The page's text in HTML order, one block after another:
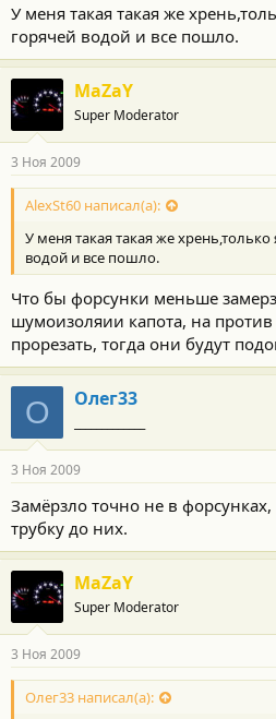
У меня такая такая же
горячей водой и все пошло.
MaZaY
Super Moderator
3 Ноя 2009
AlexSt60 написал(а):
У меня такая такая же
водой и все пошло.
Что бы форсунки меньше
шумоизоляии капота, на
прорезать, тогда они будут
О Олег33
3 Ноя 2009
Замёрзло точно не в
трубку до них.
MaZaY
Super Moderator
3 Ноя 2009
Олег33 написал(а):